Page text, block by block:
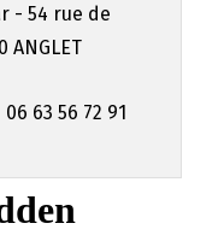
- 54 rue de
ANGLET
06 63 56 72 91